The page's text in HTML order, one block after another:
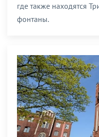
где также находятся
фонтаны.